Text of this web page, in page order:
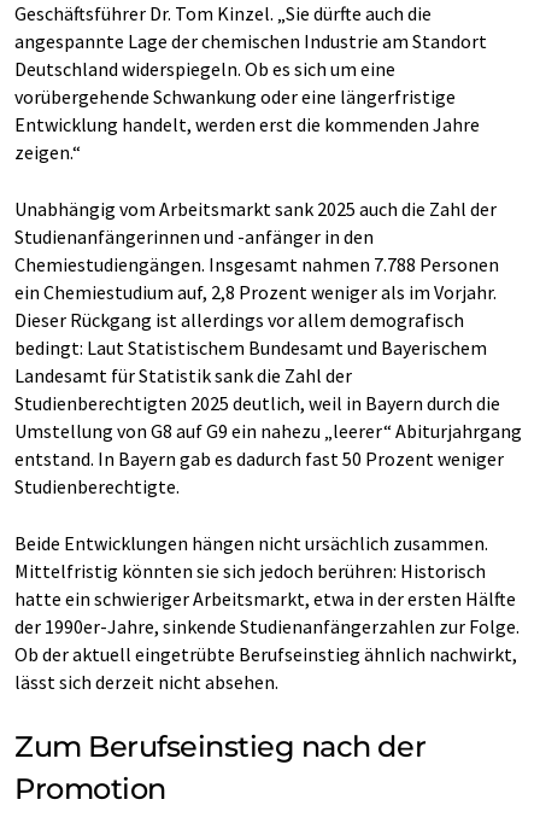
Geschäftsführer Dr. Tom Kinzel. „Sie dürfte auch die
angespannte Lage der chemischen Industrie am Standort
Deutschland widerspiegeln. Ob es sich um eine
vorübergehende Schwankung oder eine längerfristige
Entwicklung handelt, werden erst die kommenden Jahre
zeigen.“
Unabhängig vom Arbeitsmarkt sank 2025 auch die Zahl der
Studienanfängerinnen und -anfänger in den
Chemiestudiengängen. Insgesamt nahmen 7.788 Personen
ein Chemiestudium auf, 2,8 Prozent weniger als im Vorjahr.
Dieser Rückgang ist allerdings vor allem demografisch
bedingt: Laut Statistischem Bundesamt und Bayerischem
Landesamt für Statistik sank die Zahl der
Studienberechtigten 2025 deutlich, weil in Bayern durch die
Umstellung von G8 auf G9 ein nahezu „leerer“ Abiturjahrgang
entstand. In Bayern gab es dadurch fast 50 Prozent weniger
Studienberechtigte.
Beide Entwicklungen hängen nicht ursächlich zusammen.
Mittelfristig könnten sie sich jedoch berühren: Historisch
hatte ein schwieriger Arbeitsmarkt, etwa in der ersten Hälfte
der 1990er-Jahre, sinkende Studienanfängerzahlen zur Folge.
Ob der aktuell eingetrübte Berufseinstieg ähnlich nachwirkt,
lässt sich derzeit nicht absehen.
Zum Berufseinstieg nach der
Promotion